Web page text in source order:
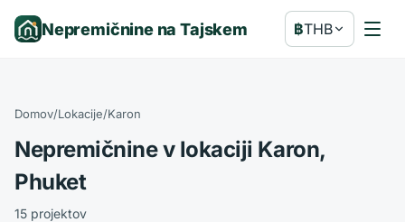
Nepremičnine na Tajskem ฿THB
Domov/Lokacije/Karon
Nepremičnine v lokaciji Karon,
Phuket
15 projektov